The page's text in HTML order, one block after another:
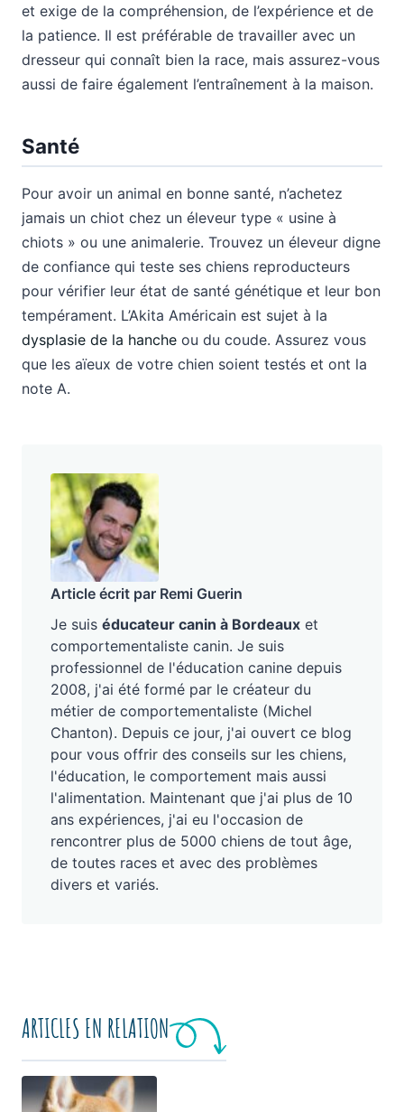
et exige de la compréhension, de l’expérience et de
la patience. Il est préférable de travailler avec un
dresseur qui connaît bien la race, mais assurez-vous
aussi de faire également l’entraînement à la maison.
Santé
Pour avoir un animal en bonne santé, n’achetez
jamais un chiot chez un éleveur type « usine à
chiots » ou une animalerie. Trouvez un éleveur digne
de confiance qui teste ses chiens reproducteurs
pour vérifier leur état de santé génétique et leur bon
tempérament. L’Akita Américain est sujet à la
dysplasie de la hanche ou du coude. Assurez vous
que les aïeux de votre chien soient testés et ont la
note A.
Article écrit par Remi Guerin
Je suis éducateur canin à Bordeaux et
comportementaliste canin. Je suis
professionnel de l'éducation canine depuis
2008, j'ai été formé par le créateur du
métier de comportementaliste (Michel
Chanton). Depuis ce jour, j'ai ouvert ce blog
pour vous offrir des conseils sur les chiens,
l'éducation, le comportement mais aussi
l'alimentation. Maintenant que j'ai plus de 10
ans expériences, j'ai eu l'occasion de
rencontrer plus de 5000 chiens de tout âge,
de toutes races et avec des problèmes
divers et variés.
ARTICLES EN RELATION